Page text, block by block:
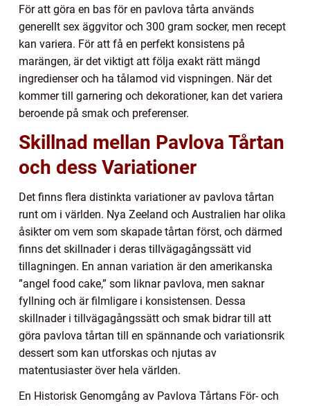
För att göra en bas för en pavlova tårta används
generellt sex äggvitor och 300 gram socker, men recept
kan variera. För att få en perfekt konsistens på
marängen, är det viktigt att följa exakt rätt mängd
ingredienser och ha tålamod vid vispningen. När det
kommer till garnering och dekorationer, kan det variera
beroende på smak och preferenser.
Skillnad mellan Pavlova Tårtan
och dess Variationer
Det finns flera distinkta variationer av pavlova tårtan
runt om i världen. Nya Zeeland och Australien har olika
åsikter om vem som skapade tårtan först, och därmed
finns det skillnader i deras tillvägagångssätt vid
tillagningen. En annan variation är den amerikanska
”angel food cake,” som liknar pavlova, men saknar
fyllning och är filmligare i konsistensen. Dessa
skillnader i tillvägagångssätt och smak bidrar till att
göra pavlova tårtan till en spännande och variationsrik
dessert som kan utforskas och njutas av
matentusiaster över hela världen.
En Historisk Genomgång av Pavlova Tårtans För- och